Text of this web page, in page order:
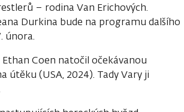
– rodina Van Erichových.
Durkina bude na programu dalšího
února.
Coen natočil očekávanou
útěku (USA, 2024). Tady Vary ji